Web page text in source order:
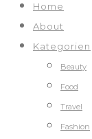
Home
About
Kategorien
Beauty
Food
Travel
Fashion